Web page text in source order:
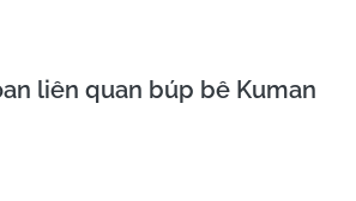
liên quan búp bê Kuman